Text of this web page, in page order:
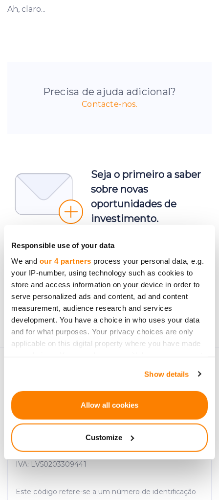
Responsible use of your data
We and our 4 partners process your personal data, e.g.
your IP-number, using technology such as cookies to
store and access information on your device in order to
serve personalized ads and content, ad and content
measurement, audience research and services
development. You have a choice in who uses your data
and for what purposes. Your privacy choices are only
applicable on this digital property where you have made
If you allow, we would also like to:
location which can be accurate to within several
Identify your device by actively scanning it for
specific characteristics (fingerprinting)
and set your preferences in thedetails section.
Show details
Allow all cookies
Customize
Ah, claro...
Precisa de ajuda adicional?
Contacte-nos.
Seja o primeiro a saber
sobre novas
oportunidades de
investimento.
Subscrever
Os dados pessoais serão processados de acordo com a
Privacy Policy
da CrowdedHero. Pode cancelar a
subscrição a qualquer momento.
SIA "CrowdedHero Letónia"
N.º de Registo. 50203309441
IVA: LV50203309441
Este código refere-se a um número de identificação